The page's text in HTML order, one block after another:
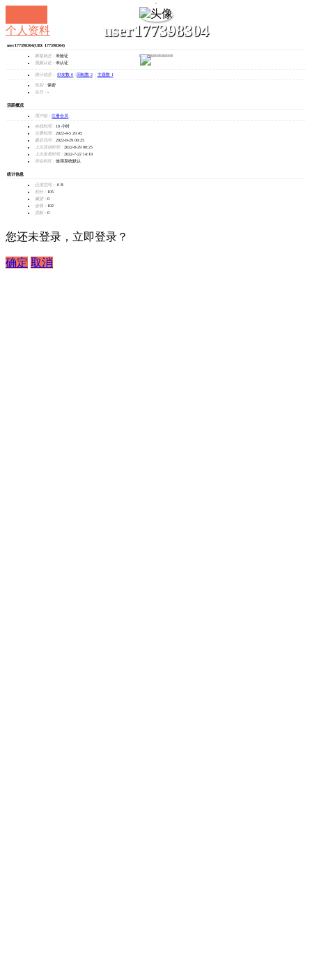
user177398304
发消息
个人资料
user177398304(UID: 177398304)
邮箱状态： 未验证
视频认证： 未认证
统计信息： 好友数 0 回帖数 2 主题数 1
性别： 保密
生日： -
活跃概况
用户组： 注册会员
在线时间： 10 小时
注册时间： 2022-4-5 20:45
最后访问： 2022-8-29 00:25
上次活动时间： 2022-8-29 00:25
上次发表时间： 2022-7-22 14:19
所在时区： 使用系统默认
统计信息
已用空间：
0 B
积分： 105
威望： 0
金钱： 102
贡献： 0
您还未登录，立即登录？
确定 取消